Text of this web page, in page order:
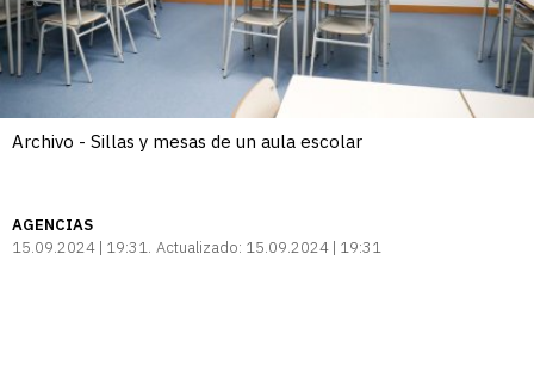
Archivo - Sillas y mesas de un aula escolar
AGENCIAS
15.09.2024 | 19:31 Actualizado: 15.09.2024 | 19:31